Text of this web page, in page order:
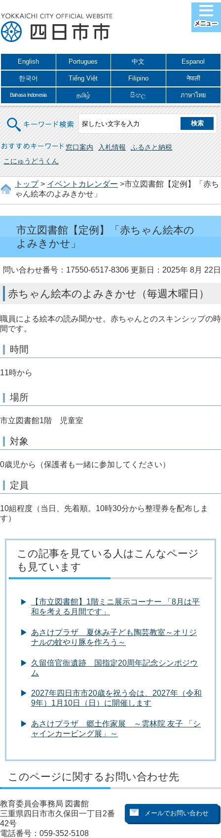
English Portugues 中文 Espanol
한국어 Tiếng Việt Filipino नेपाली
Bahasa Indonesia தமிழ் සිංහල ภาษาไทย
キーワード検索
おすすめキーワード 窓口案内 入札情報
ふるさと納税
こにゅうどうくん
トップ> イベントカレンダー >市立図書館【定例】「赤ち
ゃん絵本のよみきかせ」
市立図書館【定例】「赤ちゃん絵本の
よみきかせ」
問い合わせ番号：17550-6517-8306 更新日：2025年 8月 22日
赤ちゃん絵本のよみきかせ（毎週木曜日）
職員による絵本の読み聞かせ。赤ちゃんとのスキンシップの時
間です。
時間
11時から
場所
市立図書館1階 児童室
対象
0歳児から（保護者も一緒に参加してください）
定員
10組程度（当日、先着順。10時30分から整理券を配布しま
す）
この記事を見ている人はこんなページ
も見ています
【市立図書館】1階ミニ展示コーナー 「8月は平
和を考える月間です」
あさけプラザ 夏休み子ども陶芸教室～オリジ
ナルの蚊やり豚を作ろう～
久留倍官衙遺跡 国指定20周年記念シンポジウ
ム
2027年四日市市20歳を祝う会は、2027年（令和
9年）1月10日（日）に開催します
あさけプラザ 郷土作家展 ～雲林院 友子 「シ
ャインカービング展」～
このページに関するお問い合わせ先
教育委員会事務局 図書館
三重県四日市市久保田一丁目2番
42号
電話番号：059-352-5108